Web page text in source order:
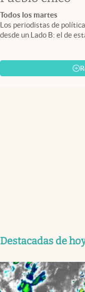
Todos los martes
Los periodistas de
desde un Lado B: el de
Destacadas de